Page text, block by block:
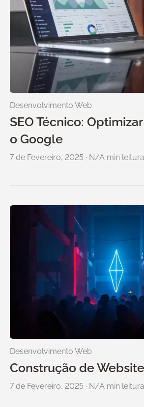
Desenvolvimento Web
SEO Técnico:
o Google
7 de Fevereiro, 2025 · N/A min leitura
Desenvolvimento Web
Construção de
7 de Fevereiro, 2025 · N/A min leitura